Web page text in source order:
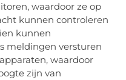
waardoor ze op
kunnen controleren
kunnen
meldingen versturen
waardoor
zijn van